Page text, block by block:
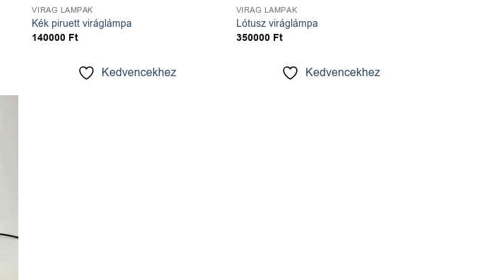
VIRÁG LÁMPÁK
Kék piruett viráglámpa
140000 Ft
Kedvencekhez
VIRÁG LÁMPÁK
Lótusz viráglámpa
350000 Ft
Kedvencekhez